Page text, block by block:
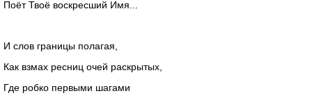
Поёт Твоё воскресший Имя...
И слов границы полагая,
Как взмах ресниц очей раскрытых,
Где робко первыми шагами